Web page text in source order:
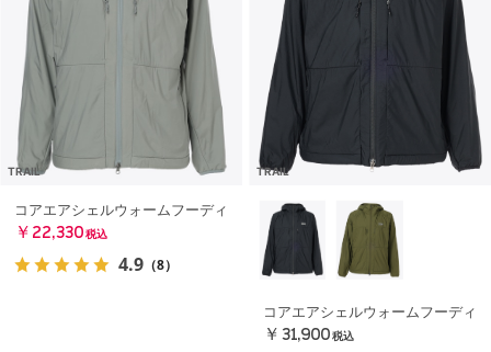
TRAIL
コアエアシェルウォームフーディ
￥22,330 税込
4.9 （8）
TRAIL
コアエアシェルウォームフーディ
￥31,900 税込